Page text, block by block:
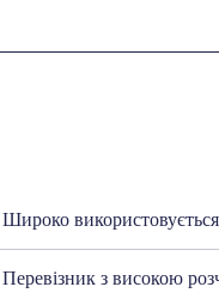
Широко
Перевізник з високою